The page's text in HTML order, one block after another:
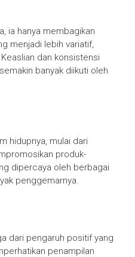
ia hanya membagikan
menjadi lebih variatif,
dan konsistensi
banyak diikuti oleh
hidupnya, mulai dari
produk-
dipercaya oleh berbagai
penggemarnya.
dari pengaruh positif yang
penampilan